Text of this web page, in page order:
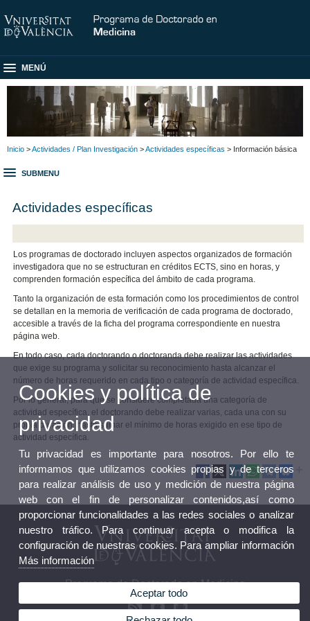
MENÚ
Inicio >Actividades / Plan Investigación >Actividades específicas > Información básica
SUBMENU
Actividades específicas
Los programas de doctorado incluyen aspectos organizados de formación
investigadora que no se estructuran en créditos ECTS, sino en horas, y
comprenden formación específica del ámbito de cada programa.
Tanto la organización de esta formación como los procedimientos de control
se detallan en la memoria de verificación de cada programa de doctorado,
accesible a través de la ficha del programa correspondiente en nuestra
página web.
En todo caso, cada doctorando o doctoranda debe realizar las actividades
que exige su programa y solicitar su reconocimiento hasta alcanzar el
número de horas requerido en cada tipo o categoría de actividad específica.
Por lo general, para que se considere completada una categoría de
actividad específica, el doctorando debe realizar varias, cada una con su
propia duración, hasta sumar el mínimo de horas exigido en ese tipo de
actividad específica.
Programa de Doctorado en Medicina
Cookies y política de
privacidad
Tu privacidad es importante para nosotros. Por ello te
informamos que utilizamos cookies propias y de terceros
para realizar análisis de uso y medición de nuestra página
web con el fin de personalizar contenidos,así como
proporcionar funcionalidades a las redes sociales o analizar
nuestro tráfico. Para continuar acepta o modifica la
configuración de nuestras cookies. Para ampliar información
Más información
Aceptar todo